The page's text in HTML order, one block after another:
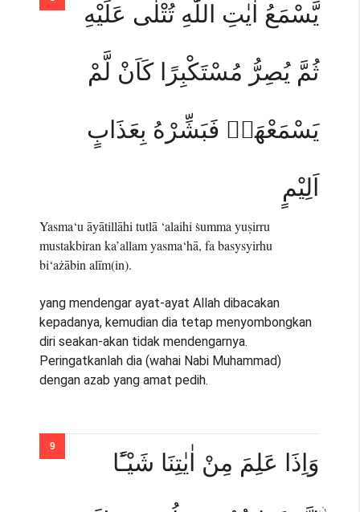
يَّسْمَعُ اٰيٰتِ اللّٰهِ تُتْلٰى عَلَيْهِ
ثُمَّ يُصِرُّ مُسْتَكْبِرًا كَاَنْ لَّمْ
يَسْمَعْهَاۚ فَبَشِّرْهُ بِعَذَابٍ
اَلِيْمٍ
Yasma‘u āyātillāhi tutlā ‘alaihi ṡumma yuṣirru
mustakbiran ka’allam yasma‘hā, fa basysyirhu
bi‘ażābin alīm(in).
yang mendengar ayat-ayat Allah dibacakan
kepadanya, kemudian dia tetap menyombongkan
diri seakan-akan tidak mendengarnya.
Peringatkanlah dia (wahai Nabi Muhammad)
dengan azab yang amat pedih.
وَاِذَا عَلِمَ مِنْ اٰيٰتِنَا شَيْـًٔا